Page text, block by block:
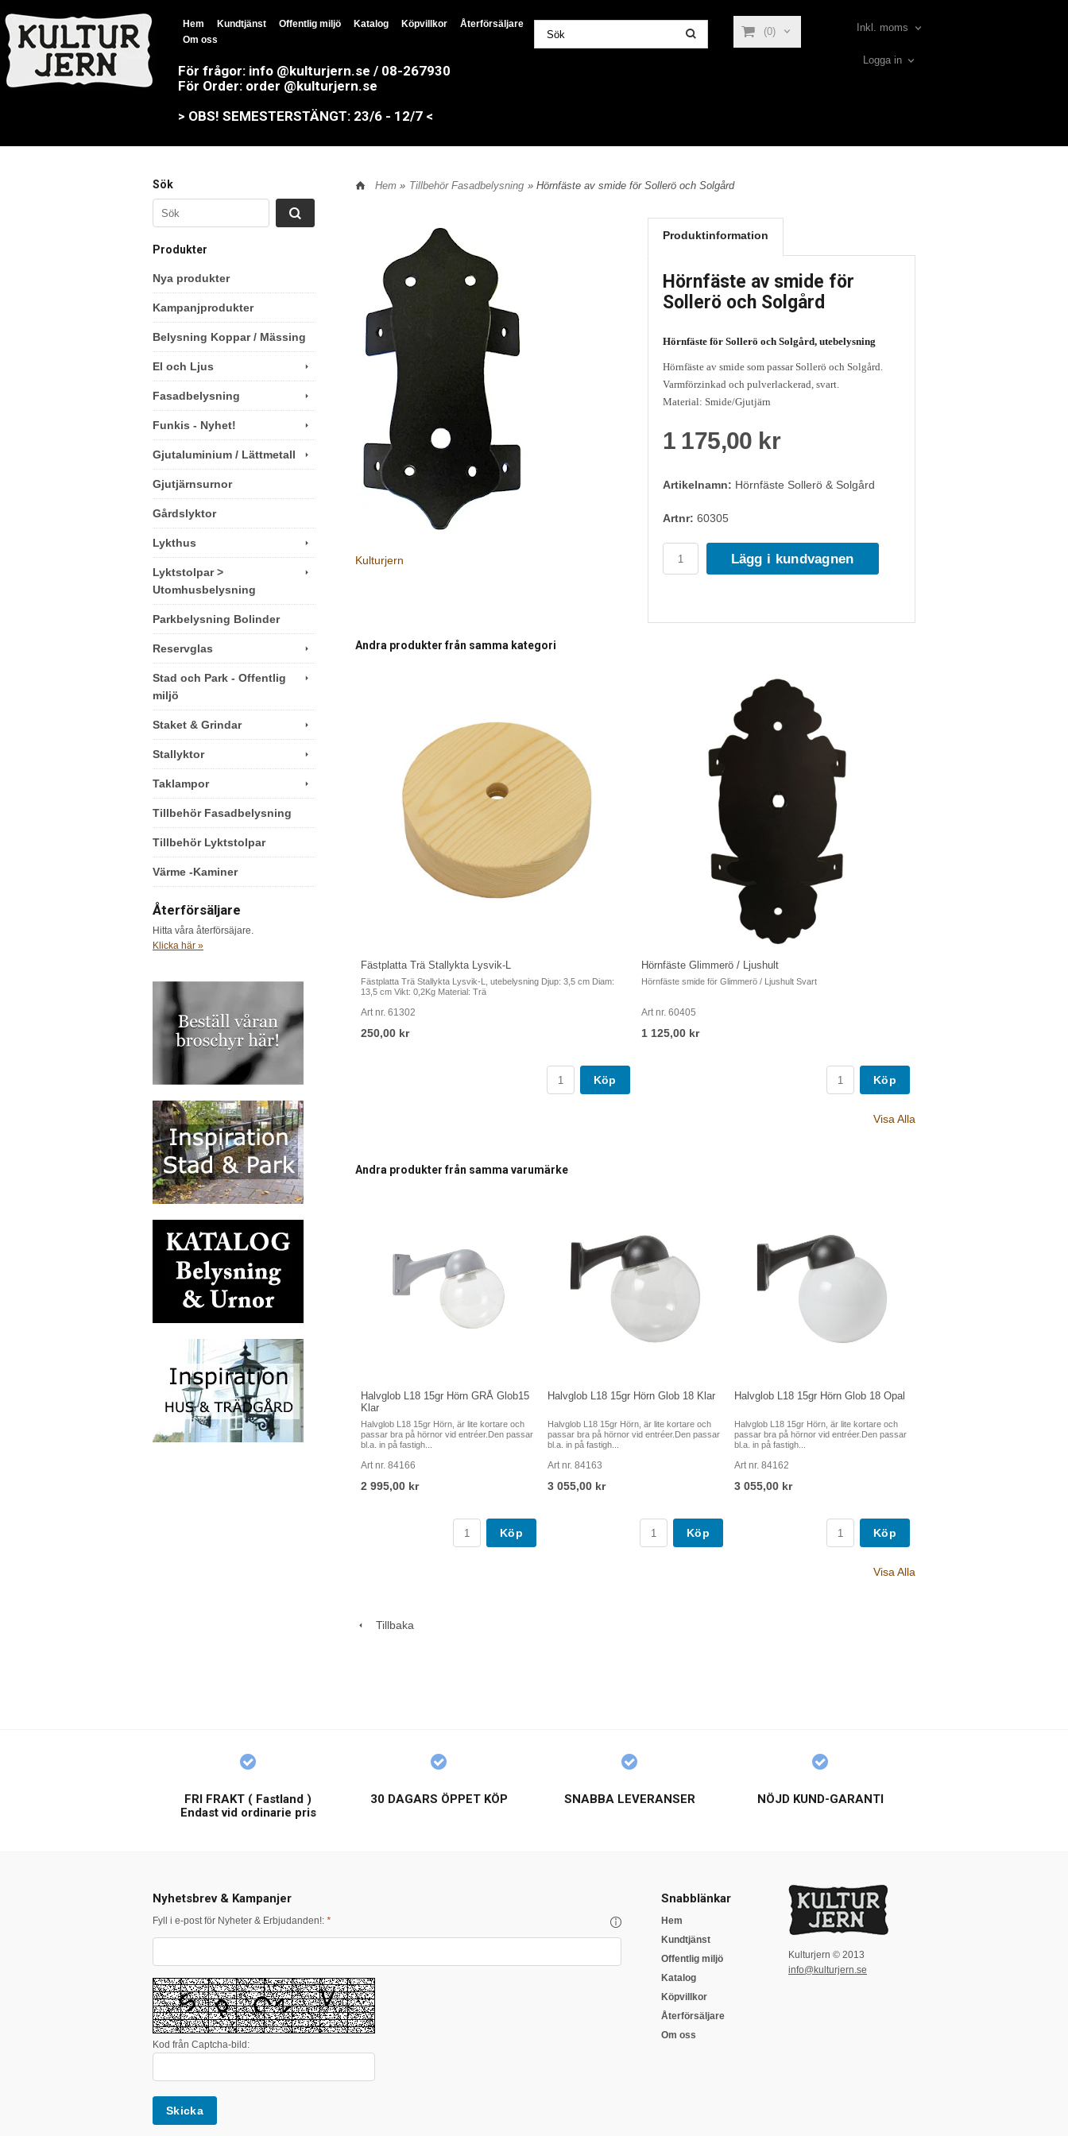
Hem Kundtjänst Offentlig miljö Katalog Köpvillkor
Återförsäljare
Om oss
För frågor: info @kulturjern.se / 08-267930
För Order: order @kulturjern.se
> OBS! SEMESTERSTÄNGT: 23/6 - 12/7 <
(0) Inkl. moms
Logga in
Sök
Produkter
Nya produkter
Kampanjprodukter
Belysning Koppar / Mässing
El och Ljus
Fasadbelysning
Funkis - Nyhet!
Gjutaluminium / Lättmetall
Gjutjärnsurnor
Gårdslyktor
Lykthus
Lyktstolpar >
Utomhusbelysning
Parkbelysning Bolinder
Reservglas
Stad och Park - Offentlig
miljö
Staket & Grindar
Stallyktor
Taklampor
Tillbehör Fasadbelysning
Tillbehör Lyktstolpar
Värme -Kaminer
Återförsäljare
Hitta våra återförsäjare.
Klicka här »
Hem » Tillbehör Fasadbelysning » Hörnfäste av smide för Sollerö och Solgård
Kulturjern
Produktinformation
Hörnfäste av smide för
Sollerö och Solgård
Hörnfäste för Sollerö och Solgård, utebelysning
Hörnfäste av smide som passar Sollerö och Solgård.
Varmförzinkad och pulverlackerad, svart.
Material: Smide/Gjutjärn
1 175,00 kr
Artikelnamn: Hörnfäste Sollerö & Solgård
Artnr: 60305
Lägg i kundvagnen
Andra produkter från samma kategori
Fästplatta Trä Stallykta Lysvik-L
Fästplatta Trä Stallykta Lysvik-L, utebelysning Djup: 3,5 cm Diam:
13,5 cm Vikt: 0,2Kg Material: Trä
Art nr. 61302
250,00 kr
Köp
Hörnfäste Glimmerö / Ljushult
Hörnfäste smide för Glimmerö / Ljushult Svart
Art nr. 60405
1 125,00 kr
Köp
Visa Alla
Andra produkter från samma varumärke
Halvglob L18 15gr Hörn GRÅ Glob15
Klar
Halvglob L18 15gr Hörn, är lite kortare och
passar bra på hörnor vid entréer.Den passar
bl.a. in på fastigh...
Art nr. 84166
2 995,00 kr
Köp
Halvglob L18 15gr Hörn Glob 18 Klar
Halvglob L18 15gr Hörn, är lite kortare och
passar bra på hörnor vid entréer.Den passar
bl.a. in på fastigh...
Art nr. 84163
3 055,00 kr
Köp
Halvglob L18 15gr Hörn Glob 18 Opal
Halvglob L18 15gr Hörn, är lite kortare och
passar bra på hörnor vid entréer.Den passar
bl.a. in på fastigh...
Art nr. 84162
3 055,00 kr
Köp
Visa Alla
Tillbaka
FRI FRAKT ( Fastland )
Endast vid ordinarie pris
30 DAGARS ÖPPET KÖP SNABBA LEVERANSER NÖJD KUND-GARANTI
Nyhetsbrev & Kampanjer
Fyll i e-post för Nyheter & Erbjudanden!: *
Kod från Captcha-bild:
Snabblänkar
Hem
Kundtjänst
Offentlig miljö
Katalog
Köpvillkor
Återförsäljare
Om oss
Kulturjern © 2013
info@kulturjern.se